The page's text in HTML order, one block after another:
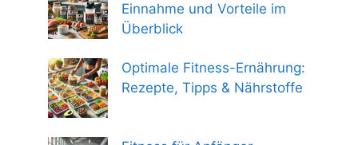
Einnahme und Vorteile im
Überblick
Optimale Fitness-Ernährung:
Rezepte, Tipps & Nährstoffe